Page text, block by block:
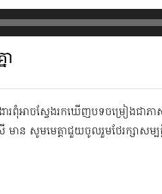
ងារពុំអាចស្វែងរកឃើញបទចម្រៀងជ
ាន សូមមេត្តាជួយចូលរួមថែរក្សាសម្ប